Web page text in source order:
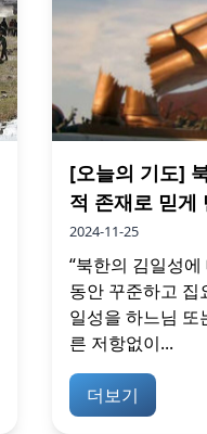
[오늘의 기도]
적 존재로 믿게
2024-11-25
“북한의 김일성
동안 꾸준하고 집
일성을 하느님
른 저항없이...
더보기